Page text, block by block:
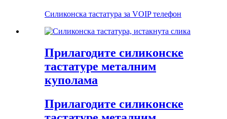
Силиконска тастатура за VOIP телефон
Прилагодите силиконске
тастатуре металним
куполама
Прилагодите силиконске